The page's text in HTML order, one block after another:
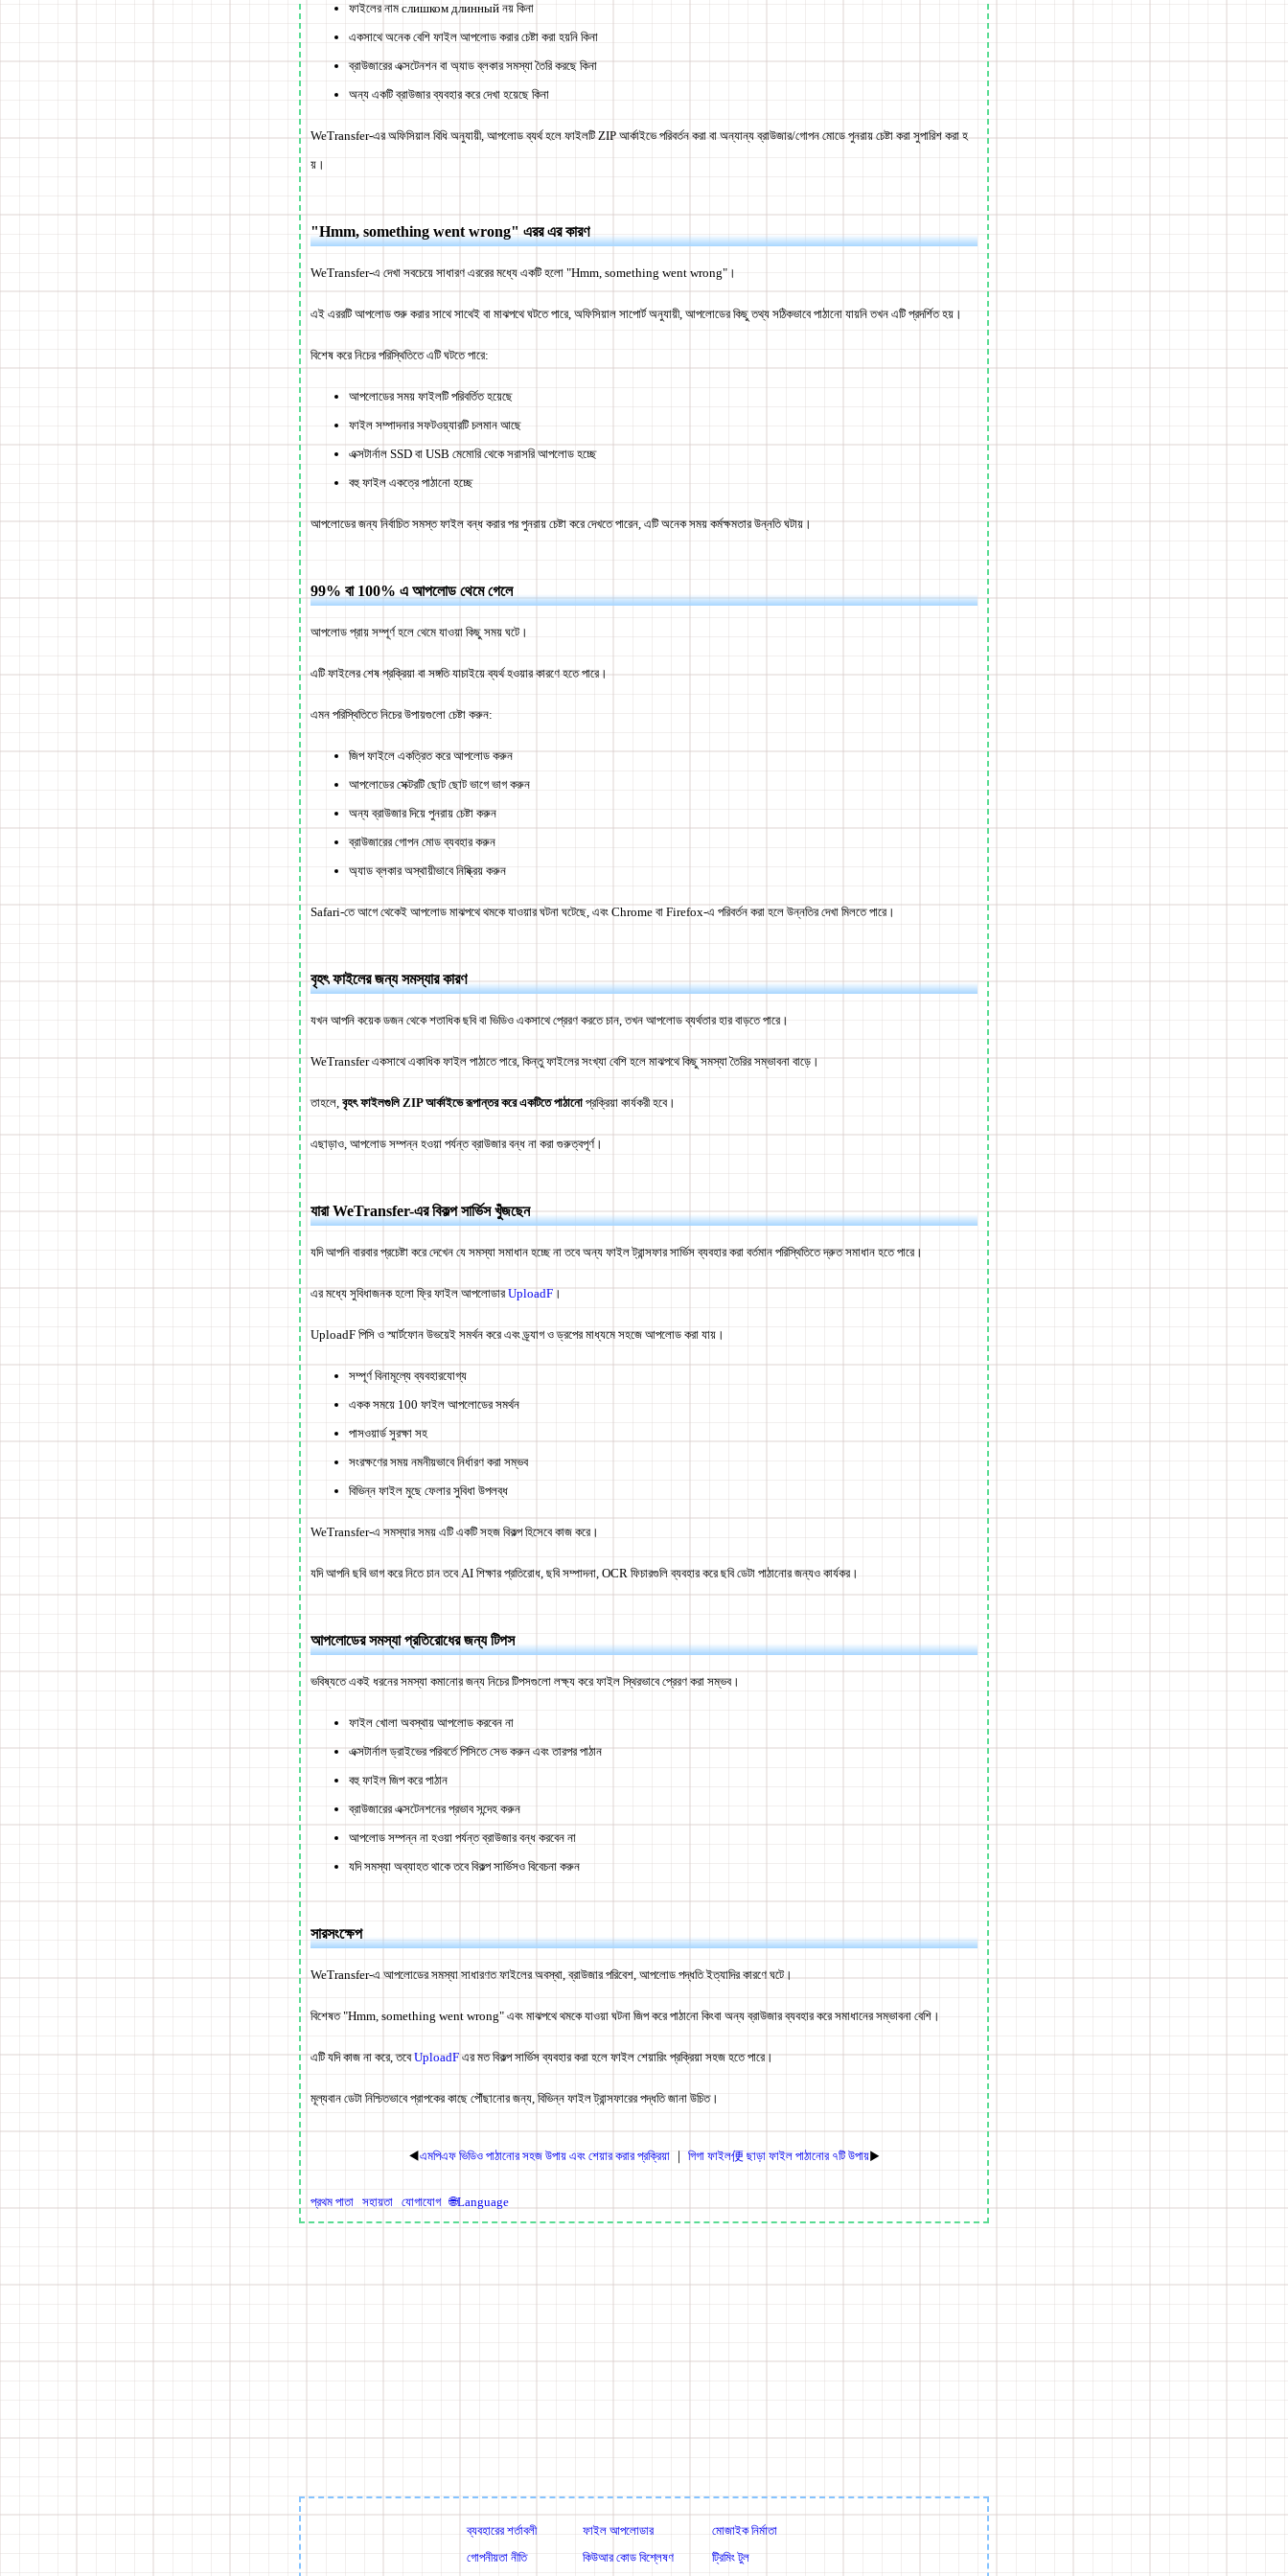
ফাইলের নাম слишком длинный নয় কিনা
একসাথে অনেক বেশি ফাইল আপলোড করার চেষ্টা করা হয়নি কিনা
ব্রাউজারের এক্সটেনশন বা অ্যাড ব্লকার সমস্যা তৈরি করছে কিনা
অন্য একটি ব্রাউজার ব্যবহার করে দেখা হয়েছে কিনা
WeTransfer-এর অফিসিয়াল বিধি অনুযায়ী, আপলোড ব্যর্থ হলে ফাইলটি ZIP আর্কাইভে পরিবর্তন করা বা অন্যান্য ব্রাউজার/গোপন মোডে পুনরায় চেষ্টা করা সুপারিশ করা হ
য়।
"Hmm, something went wrong" এরর এর কারণ
WeTransfer-এ দেখা সবচেয়ে সাধারণ এররের মধ্যে একটি হলো "Hmm, something went wrong"।
এই এররটি আপলোড শুরু করার সাথে সাথেই বা মাঝপথে ঘটতে পারে, অফিসিয়াল সাপোর্ট অনুযায়ী, আপলোডের কিছু তথ্য সঠিকভাবে পাঠানো যায়নি তখন এটি প্রদর্শিত হয়।
বিশেষ করে নিচের পরিস্থিতিতে এটি ঘটতে পারে:
আপলোডের সময় ফাইলটি পরিবর্তিত হয়েছে
ফাইল সম্পাদনার সফটওয়্যারটি চলমান আছে
এক্সটার্নাল SSD বা USB মেমোরি থেকে সরাসরি আপলোড হচ্ছে
বহু ফাইল একত্রে পাঠানো হচ্ছে
আপলোডের জন্য নির্বাচিত সমস্ত ফাইল বন্ধ করার পর পুনরায় চেষ্টা করে দেখতে পারেন, এটি অনেক সময় কর্মক্ষমতার উন্নতি ঘটায়।
99% বা 100% এ আপলোড থেমে গেলে
আপলোড প্রায় সম্পূর্ণ হলে থেমে যাওয়া কিছু সময় ঘটে।
এটি ফাইলের শেষ প্রক্রিয়া বা সঙ্গতি যাচাইয়ে ব্যর্থ হওয়ার কারণে হতে পারে।
এমন পরিস্থিতিতে নিচের উপায়গুলো চেষ্টা করুন:
জিপ ফাইলে একত্রিত করে আপলোড করুন
আপলোডের সেক্টরটি ছোট ছোট ভাগে ভাগ করুন
অন্য ব্রাউজার দিয়ে পুনরায় চেষ্টা করুন
ব্রাউজারের গোপন মোড ব্যবহার করুন
অ্যাড ব্লকার অস্থায়ীভাবে নিষ্ক্রিয় করুন
Safari-তে আগে থেকেই আপলোড মাঝপথে থমকে যাওয়ার ঘটনা ঘটেছে, এবং Chrome বা Firefox-এ পরিবর্তন করা হলে উন্নতির দেখা মিলতে পারে।
বৃহৎ ফাইলের জন্য সমস্যার কারণ
যখন আপনি কয়েক ডজন থেকে শতাধিক ছবি বা ভিডিও একসাথে প্রেরণ করতে চান, তখন আপলোড ব্যর্থতার হার বাড়তে পারে।
WeTransfer একসাথে একাধিক ফাইল পাঠাতে পারে, কিন্তু ফাইলের সংখ্যা বেশি হলে মাঝপথে কিছু সমস্যা তৈরির সম্ভাবনা বাড়ে।
তাহলে, বৃহৎ ফাইলগুলি ZIP আর্কাইভে রূপান্তর করে একটিতে পাঠানো প্রক্রিয়া কার্যকরী হবে।
এছাড়াও, আপলোড সম্পন্ন হওয়া পর্যন্ত ব্রাউজার বন্ধ না করা গুরুত্বপূর্ণ।
যারা WeTransfer-এর বিকল্প সার্ভিস খুঁজছেন
যদি আপনি বারবার প্রচেষ্টা করে দেখেন যে সমস্যা সমাধান হচ্ছে না তবে অন্য ফাইল ট্রান্সফার সার্ভিস ব্যবহার করা বর্তমান পরিস্থিতিতে দ্রুত সমাধান হতে পারে।
এর মধ্যে সুবিধাজনক হলো ফ্রি ফাইল আপলোডার UploadF ।
UploadF পিসি ও স্মার্টফোন উভয়েই সমর্থন করে এবং ড্র্যাগ ও ড্রপের মাধ্যমে সহজে আপলোড করা যায়।
সম্পূর্ণ বিনামূল্যে ব্যবহারযোগ্য
একক সময়ে 100 ফাইল আপলোডের সমর্থন
পাসওয়ার্ড সুরক্ষা সহ
সংরক্ষণের সময় নমনীয়ভাবে নির্ধারণ করা সম্ভব
বিভিন্ন ফাইল মুছে ফেলার সুবিধা উপলব্ধ
WeTransfer-এ সমস্যার সময় এটি একটি সহজ বিকল্প হিসেবে কাজ করে।
যদি আপনি ছবি ভাগ করে নিতে চান তবে AI শিক্ষার প্রতিরোধ, ছবি সম্পাদনা, OCR ফিচারগুলি ব্যবহার করে ছবি ডেটা পাঠানোর জন্যও কার্যকর।
আপলোডের সমস্যা প্রতিরোধের জন্য টিপস
ভবিষ্যতে একই ধরনের সমস্যা কমানোর জন্য নিচের টিপসগুলো লক্ষ্য করে ফাইল স্থিরভাবে প্রেরণ করা সম্ভব।
ফাইল খোলা অবস্থায় আপলোড করবেন না
এক্সটার্নাল ড্রাইভের পরিবর্তে পিসিতে সেভ করুন এবং তারপর পাঠান
বহু ফাইল জিপ করে পাঠান
ব্রাউজারের এক্সটেনশনের প্রভাব সন্দেহ করুন
আপলোড সম্পন্ন না হওয়া পর্যন্ত ব্রাউজার বন্ধ করবেন না
যদি সমস্যা অব্যাহত থাকে তবে বিকল্প সার্ভিসও বিবেচনা করুন
সারসংক্ষেপ
WeTransfer-এ আপলোডের সমস্যা সাধারণত ফাইলের অবস্থা, ব্রাউজার পরিবেশ, আপলোড পদ্ধতি ইত্যাদির কারণে ঘটে।
বিশেষত "Hmm, something went wrong" এবং মাঝপথে থমকে যাওয়া ঘটনা জিপ করে পাঠানো কিংবা অন্য ব্রাউজার ব্যবহার করে সমাধানের সম্ভাবনা বেশি।
এটি যদি কাজ না করে, তবেUploadF এর মত বিকল্প সার্ভিস ব্যবহার করা হলে ফাইল শেয়ারিং প্রক্রিয়া সহজ হতে পারে।
মূল্যবান ডেটা নিশ্চিতভাবে প্রাপকের কাছে পৌঁছানোর জন্য, বিভিন্ন ফাইল ট্রান্সফারের পদ্ধতি জানা উচিত।
◀এমপিএফ ভিডিও পাঠানোর সহজ উপায় এবং শেয়ার করার প্রক্রিয়া｜ গিগা ফাইল便 ছাড়া ফাইল পাঠানোর ৭টি উপায়▶
প্রথম পাতা সহায়তা যোগাযোগ 🌐Language
ব্যবহারের শর্তাবলী
গোপনীয়তা নীতি
ফাইল আপলোডার
কিউআর কোড বিশ্লেষণ
মোজাইক নির্মাতা
ট্রিমিং টুল